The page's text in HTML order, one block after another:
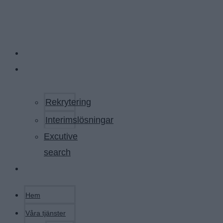
Rekrytering
Interimslösningar
Excutive
search
Hem
Våra tjänster